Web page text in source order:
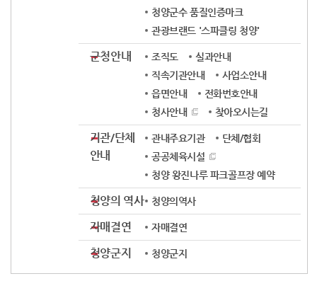
청양군수 품질인증마크
관광브랜드 '스파클링 청양'
군청안내 조직도
실과안내
직속기관안내
사업소안내
읍면안내
전화번호안내
청사안내
찾아오시는길
기관/단체
안내
관내주요기관
단체/협회
공공체육시설
청양 왕진나루 파크골프장 예약
청양의 역사 청양의역사
자매결연 자매결연
청양군지 청양군지